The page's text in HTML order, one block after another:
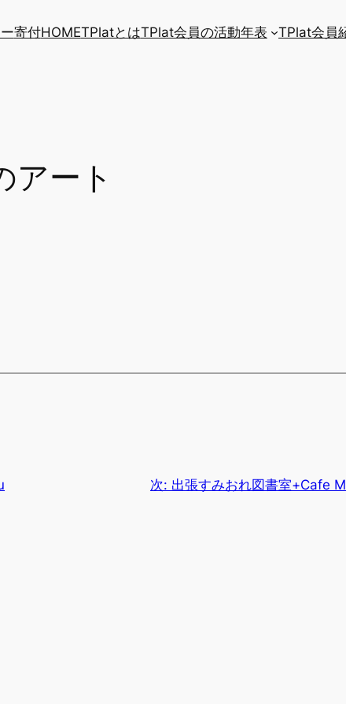
寄付HOMETPlatとはTPlat会員の活動年表 TPlat会員
アート
次: 出張すみおれ図書室+Cafe